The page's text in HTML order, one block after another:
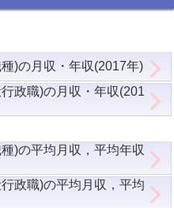
)の月収・年収(2017年)
政職)の月収・年収(201
)の平均月収，平均年収
政職)の平均月収，平均